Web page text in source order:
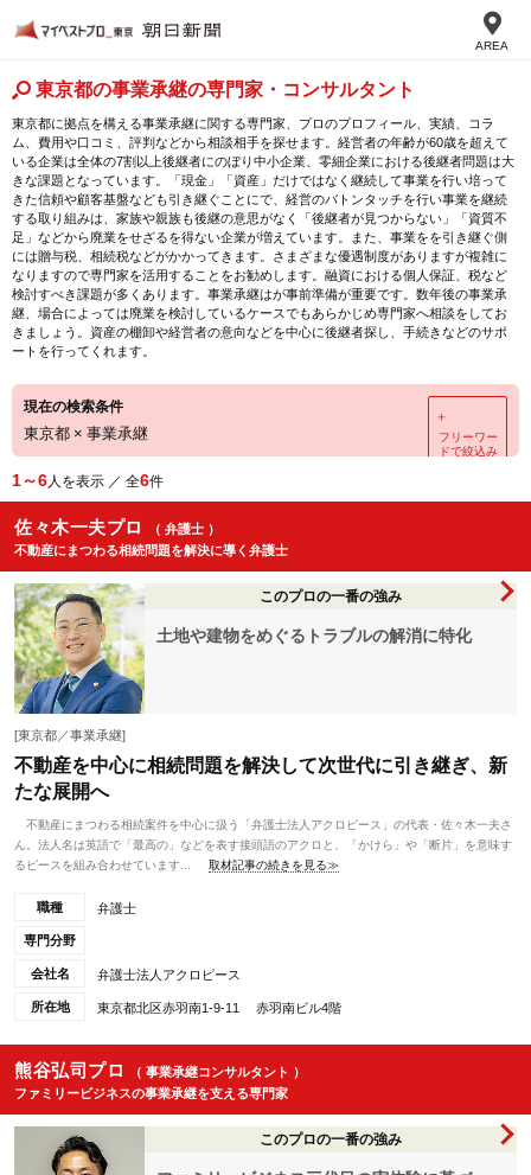
AREA
東京都の事業承継の専門家・コンサルタント
東京都に拠点を構える事業承継に関する専門家、プロのプロフィール、実績、コラ
ム、費用や口コミ、評判などから相談相手を探せます。経営者の年齢が60歳を超えて
いる企業は全体の7割以上後継者にのぼり中小企業、零細企業における後継者問題は大
きな課題となっています。「現金」「資産」だけではなく継続して事業を行い培って
きた信頼や顧客基盤なども引き継ぐことにで、経営のバトンタッチを行い事業を継続
する取り組みは、家族や親族も後継の意思がなく「後継者が見つからない」「資質不
足」などから廃業をせざるを得ない企業が増えています。また、事業をを引き継ぐ側
には贈与税、相続税などがかかってきます。さまざまな優遇制度がありますが複雑に
なりますので専門家を活用することをお勧めします。融資における個人保証、税など
検討すべき課題が多くあります。事業承継はが事前準備が重要です。数年後の事業承
継、場合によっては廃業を検討しているケースでもあらかじめ専門家へ相談をしてお
きましょう。資産の棚卸や経営者の意向などを中心に後継者探し、手続きなどのサポ
ートを行ってくれます。
現在の検索条件
東京都 × 事業承継
＋
フリーワー
ドで絞込み
1～6人を表示 ／ 全6件
佐々木一夫プロ
（ 弁護士 ）
不動産にまつわる相続問題を解決に導く弁護士
このプロの一番の強み
土地や建物をめぐるトラブルの解消に特化
[東京都／事業承継]
不動産を中心に相続問題を解決して次世代に引き継ぎ、新
たな展開へ
不動産にまつわる相続案件を中心に扱う「弁護士法人アクロピース」の代表・佐々木一夫さ
ん。法人名は英語で「最高の」などを表す接頭語のアクロと、「かけら」や「断片」を意味す
るピースを組み合わせています...
取材記事の続きを見る≫
職種 弁護士
専門分野
会社名 弁護士法人アクロピース
所在地 東京都北区赤羽南1-9-11 赤羽南ビル4階
熊谷弘司プロ
（ 事業承継コンサルタント ）
ファミリービジネスの事業承継を支える専門家
このプロの一番の強み